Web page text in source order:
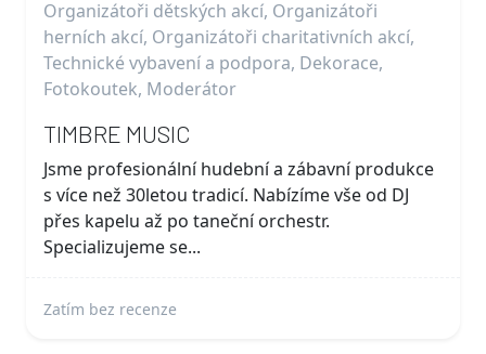
Organizátoři dětských akcí, Organizátoři
herních akcí, Organizátoři charitativních akcí,
Technické vybavení a podpora, Dekorace,
Fotokoutek, Moderátor
TIMBRE MUSIC
Jsme profesionální hudební a zábavní produkce
s více než 30letou tradicí. Nabízíme vše od DJ
přes kapelu až po taneční orchestr.
Specializujeme se...
Zatím bez recenze